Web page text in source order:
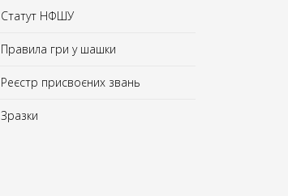
Статут НФШУ
Правила гри у шашки
Реєстр присвоєних звань
Зразки